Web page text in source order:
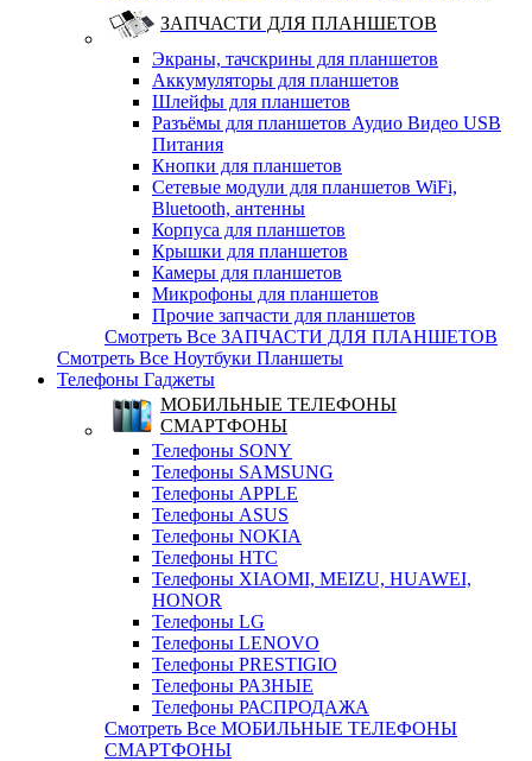
ЗАПЧАСТИ ДЛЯ ПЛАНШЕТОВ
Экраны, тачскрины для планшетов
Аккумуляторы для планшетов
Шлейфы для планшетов
Разъёмы для планшетов Аудио Видео USB
Питания
Кнопки для планшетов
Сетевые модули для планшетов WiFi,
Bluetooth, антенны
Корпуса для планшетов
Крышки для планшетов
Камеры для планшетов
Микрофоны для планшетов
Прочие запчасти для планшетов
Смотреть Все ЗАПЧАСТИ ДЛЯ ПЛАНШЕТОВ
Смотреть Все Ноутбуки Планшеты
Телефоны Гаджеты
МОБИЛЬНЫЕ ТЕЛЕФОНЫ
СМАРТФОНЫ
Телефоны SONY
Телефоны SAMSUNG
Телефоны APPLE
Телефоны ASUS
Телефоны NOKIA
Телефоны HTC
Телефоны XIAOMI, MEIZU, HUAWEI,
HONOR
Телефоны LG
Телефоны LENOVO
Телефоны PRESTIGIO
Телефоны РАЗНЫЕ
Телефоны РАСПРОДАЖА
Смотреть Все МОБИЛЬНЫЕ ТЕЛЕФОНЫ
СМАРТФОНЫ